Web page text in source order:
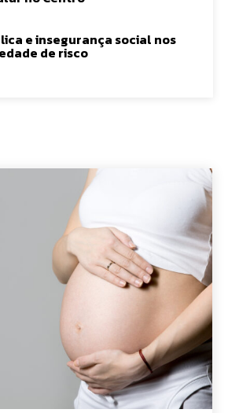
e insegurança social nos
de risco